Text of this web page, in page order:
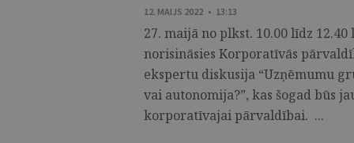
12. MAIJS 2022 • 13:13
27. maijā no plkst. 10.00 līdz
norisināsies Korporatīvās
ekspertu diskusija “Uzņēmumu
vai autonomija?”, kas šogad būs
korporatīvajai pārvaldībai. ...